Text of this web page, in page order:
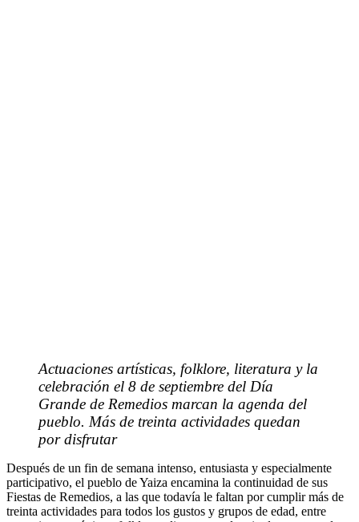
Actuaciones artísticas, folklore, literatura y la
celebración el 8 de septiembre del Día
Grande de Remedios marcan la agenda del
pueblo. Más de treinta actividades quedan
por disfrutar
Después de un fin de semana intenso, entusiasta y especialmente
participativo, el pueblo de Yaiza encamina la continuidad de sus
Fiestas de Remedios, a las que todavía le faltan por cumplir más de
treinta actividades para todos los gustos y grupos de edad, entre